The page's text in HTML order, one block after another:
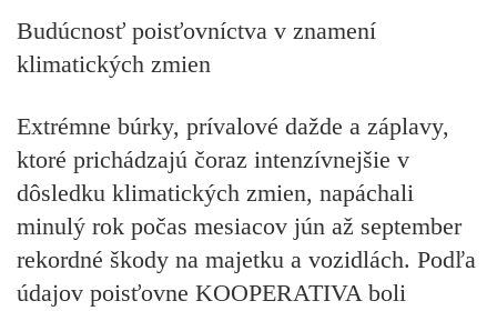
Budúcnosť poisťovníctva v znamení
klimatických zmien
Extrémne búrky, prívalové dažde a záplavy,
ktoré prichádzajú čoraz intenzívnejšie v
dôsledku klimatických zmien, napáchali
minulý rok počas mesiacov jún až september
rekordné škody na majetku a vozidlách. Podľa
údajov poisťovne KOOPERATIVA boli